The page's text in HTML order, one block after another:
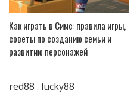
Как играть в Симс: правила игры,
советы по созданию семьи и
развитию персонажей
red88 . lucky88